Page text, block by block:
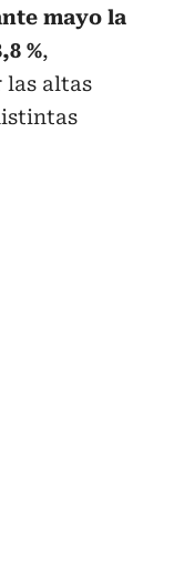
mayo la
%,
las altas